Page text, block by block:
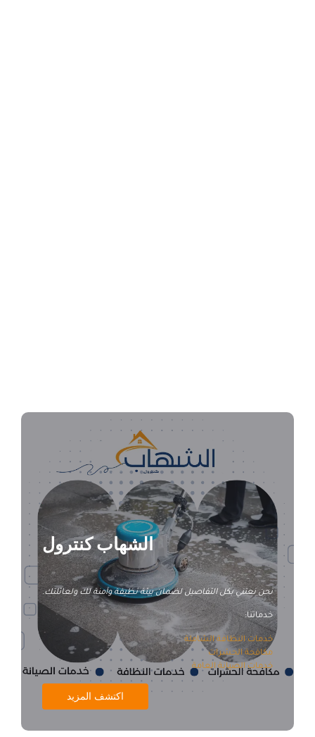
الشهاب كنترول
نحن نعتني بكل التفاصيل لضمان بيئة نظيفة وآمنة لك ولعائلتك.
خدماتنا:
خدمات النظافة الشاملة
مكافحة الحشرات
خدمات الصيانة العامة
اكتشف المزيد